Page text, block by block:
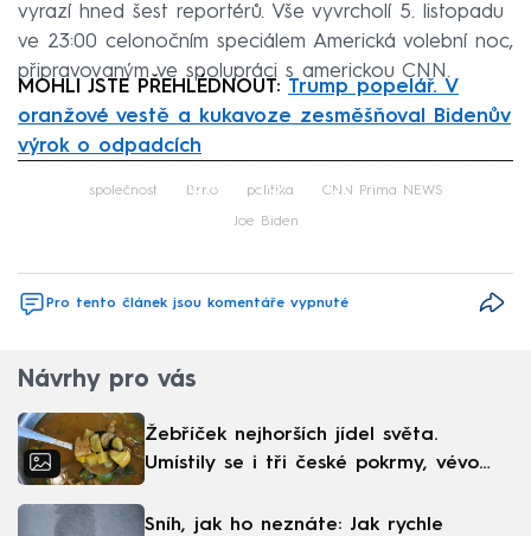
vyrazí hned šest reportérů. Vše vyvrcholí 5. listopadu
ve 23:00 celonočním speciálem Americká volební noc,
připravovaným ve spolupráci s americkou CNN.
MOHLI JSTE PŘEHLÉDNOUT: Trump popelář. V
oranžové vestě a kukavoze zesměšňoval Bidenův
výrok o odpadcích
Failed to fetch
společnost Brno politika CNN Prima NEWS
Joe Biden
Pro tento článek jsou komentáře vypnuté
Návrhy pro vás
Žebříček nejhorších jídel světa.
Umístily se i tři české pokrmy, vévodí
Sníh, jak ho neznáte: Jak rychle